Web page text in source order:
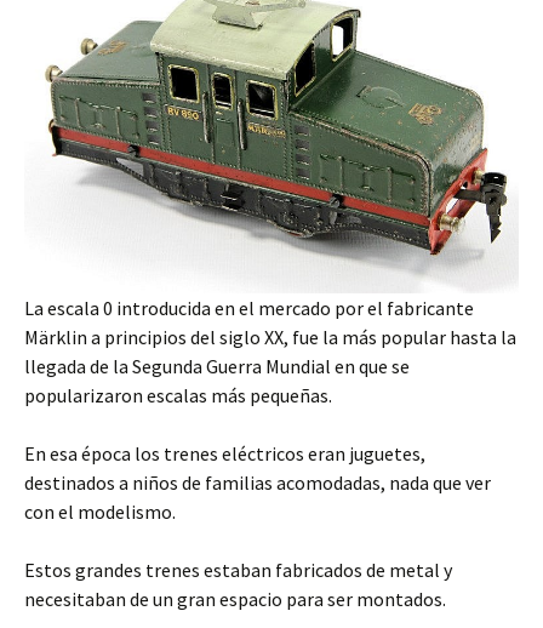
La escala 0 introducida en el mercado por el fabricante
Märklin a principios del siglo XX, fue la más popular hasta la
llegada de la Segunda Guerra Mundial en que se
popularizaron escalas más pequeñas.
En esa época los trenes eléctricos eran juguetes,
destinados a niños de familias acomodadas, nada que ver
con el modelismo.
Estos grandes trenes estaban fabricados de metal y
necesitaban de un gran espacio para ser montados.